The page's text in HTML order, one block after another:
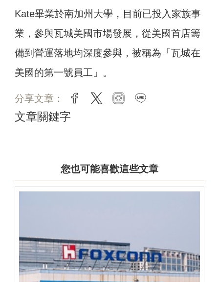
Kate畢業於南加州大學，目前已投入家族事
業，參與瓦城美國市場發展，從美國首店籌
備到營運落地均深度參與，被稱為「瓦城在
美國的第一號員工」。
分享文章： facebook
twitter instagram
文章關鍵字
您也可能喜歡這些文章